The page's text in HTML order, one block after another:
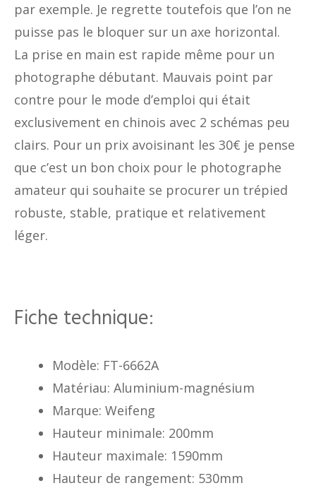
par exemple. Je regrette toutefois que l’on ne
puisse pas le bloquer sur un axe horizontal.
La prise en main est rapide même pour un
photographe débutant. Mauvais point par
contre pour le mode d’emploi qui était
exclusivement en chinois avec 2 schémas peu
clairs. Pour un prix avoisinant les 30€ je pense
que c’est un bon choix pour le photographe
amateur qui souhaite se procurer un trépied
robuste, stable, pratique et relativement
léger.
Fiche technique:
Modèle: FT-6662A
Matériau: Aluminium-magnésium
Marque: Weifeng
Hauteur minimale: 200mm
Hauteur maximale: 1590mm
Hauteur de rangement: 530mm